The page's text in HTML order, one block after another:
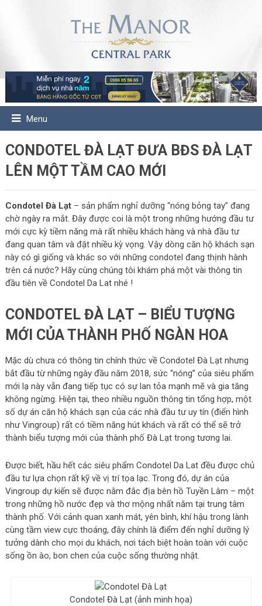
Menu
CONDOTEL ĐÀ LẠT ĐƯA BĐS ĐÀ LẠT
LÊN MỘT TẦM CAO MỚI
Condotel Đà Lạt– sản phẩm nghỉ dưỡng “nóng bỏng tay” đang
chờ ngày ra mắt. Đây được coi là một trong những hướng đầu tư
mới cực kỳ tiềm năng mà rất nhiều khách hàng và nhà đầu tư
đang quan tâm và đặt nhiều kỳ vọng. Vậy dòng căn hộ khách sạn
này có gì giống và khác so với những condotel đang thịnh hành
trên cả nước? Hãy cùng chúng tôi khám phá một vài thông tin
đầu tiên về Condotel Da Lat nhé !
CONDOTEL ĐÀ LẠT – BIỂU TƯỢNG
MỚI CỦA THÀNH PHỐ NGÀN HOA
Mặc dù chưa có thông tin chính thức về Condotel Đà Lạt nhưng
bắt đầu từ những ngày đầu năm 2018, sức “nóng” của siêu phẩm
mới lạ này vẫn đang tiếp tục có sự lan tỏa mạnh mẽ và gia tăng
không ngừng. Hiện tại, theo nhiều nguồn thông tin tổng hợp, một
số dự án căn hộ khách sạn của các nhà đầu tư uy tín (điển hình
như Vingroup) rất có tiềm năng hút khách và rất có thể sẽ trở
thành biểu tượng mới của thành phố Đà Lạt trong tương lai.
Được biết, hầu hết các siêu phẩm Condotel Da Lat đều được chủ
đầu tư lựa chọn rất kỹ về vị trí tọa lạc. Trong đó, dự án của
Vingroup dự kiến sẽ được nằm đắc địa bên hồ Tuyền Lâm – một
trong những hồ nước đẹp và thơ mộng nhất nằm tại trung tâm
thành phố. Với cảnh quan xanh mát, yên bình, khí hậu trong lành
cùng tầm view cực thoáng, đây chính là điểm đến nghỉ dưỡng lý
tưởng dành cho mọi du khách, nơi tách biệt hoàn toàn với cuộc
sống ồn ào, bon chen của cuộc sống thường nhật.
Condotel Đà Lạt (ảnh minh họa)